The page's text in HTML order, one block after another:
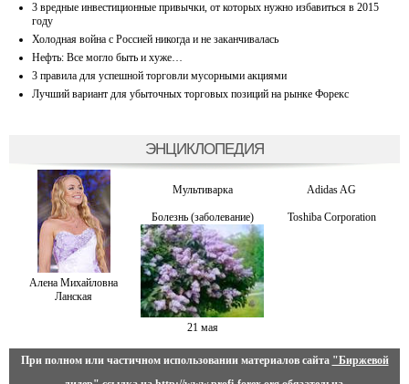
3 вредные инвестиционные привычки, от которых нужно избавиться в 2015
году
Холодная война с Россией никогда и не заканчивалась
Нефть: Все могло быть и хуже…
3 правила для успешной торговли мусорными акциями
Лучший вариант для убыточных торговых позиций на рынке Форекс
ЭНЦИКЛОПЕДИЯ
Алена Михайловна
Ланская
Мультиварка Adidas AG
Болезнь (заболевание) Toshiba Corporation
21 мая
При полном или частичном использовании материалов сайта "Биржевой